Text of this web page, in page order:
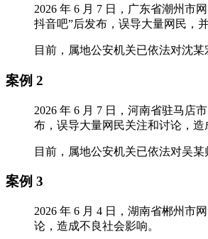
2026 年 6 月 7 日，广东省潮州市
抖音吧”后发布，误导大量网民，
目前，属地公安机关已依法对沈某
案例 2
2026 年 6 月 7 日，河南省驻马店
布，误导大量网民关注和讨论，造
目前，属地公安机关已依法对吴某
案例 3
2026 年 6 月 4 日，湖南省郴州市
论，造成不良社会影响。